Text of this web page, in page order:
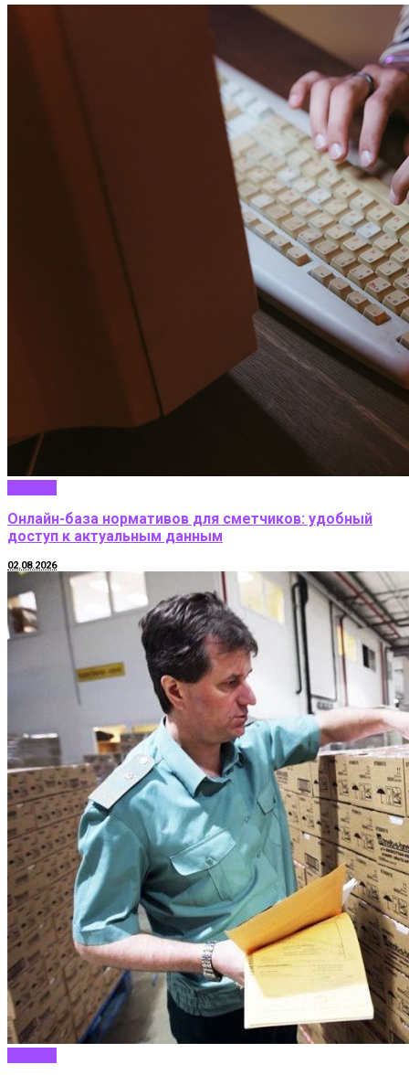
Онлайн-база нормативов для сметчиков: удобный
доступ к актуальным данным
02.08.2026